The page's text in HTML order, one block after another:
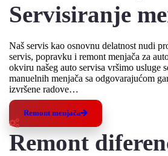
Servisiranje
Naš servis kao osnovnu delatnost nudi
servis, popravku i remont menjača za
okviru našeg auto servisa vršimo usluge
manuelnih menjača sa odgovarajućom
izvršene radove…
Remont menjača
Remont